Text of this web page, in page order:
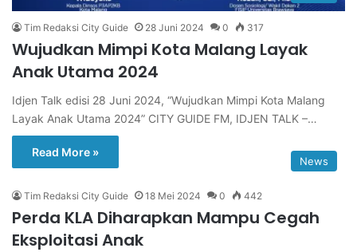
Tim Redaksi City Guide 28 Juni 2024 0 317
Wujudkan Mimpi Kota Malang Layak
Anak Utama 2024
Idjen Talk edisi 28 Juni 2024, “Wujudkan Mimpi Kota Malang
Layak Anak Utama 2024” CITY GUIDE FM, IDJEN TALK –…
Read More »
News
Tim Redaksi City Guide 18 Mei 2024 0 442
Perda KLA Diharapkan Mampu Cegah
Eksploitasi Anak